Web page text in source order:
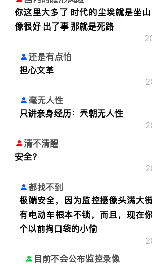
你这里大多了 时代的尘埃就是坐
像很好 出了事 那就是死路
还是有点怕
担心文革
毫无人性
只讲亲身经历：兲朝无人性
清不清醒
安全？
都找不到
极端安全，因为监控摄像头满大
有电动车根本不锁，而且，现在
个以前掏口袋的小偷
目前不会公布监控录像